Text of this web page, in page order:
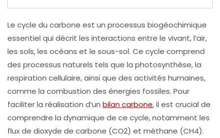
Le cycle du carbone est un processus biogéochimique
essentiel qui décrit les interactions entre le vivant, l’air,
les sols, les océans et le sous-sol. Ce cycle comprend
des processus naturels tels que la photosynthèse, la
respiration cellulaire, ainsi que des activités humaines,
comme la combustion des énergies fossiles. Pour
faciliter la réalisation d’un bilan carbone, il est crucial de
comprendre la dynamique de ce cycle, notamment les
flux de dioxyde de carbone (CO2) et méthane (CH4).